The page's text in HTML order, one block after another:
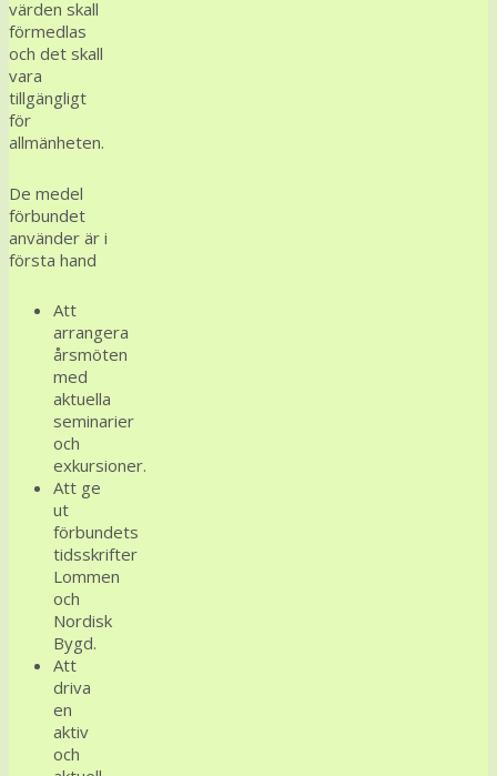
värden skall
förmedlas
och det skall
vara
tillgängligt
för
allmänheten.
De medel
förbundet
använder är i
första hand
Att
arrangera
årsmöten
med
aktuella
seminarier
och
exkursioner.
Att ge
ut
förbundets
tidsskrifter
Lommen
och
Nordisk
Bygd.
Att
driva
en
aktiv
och